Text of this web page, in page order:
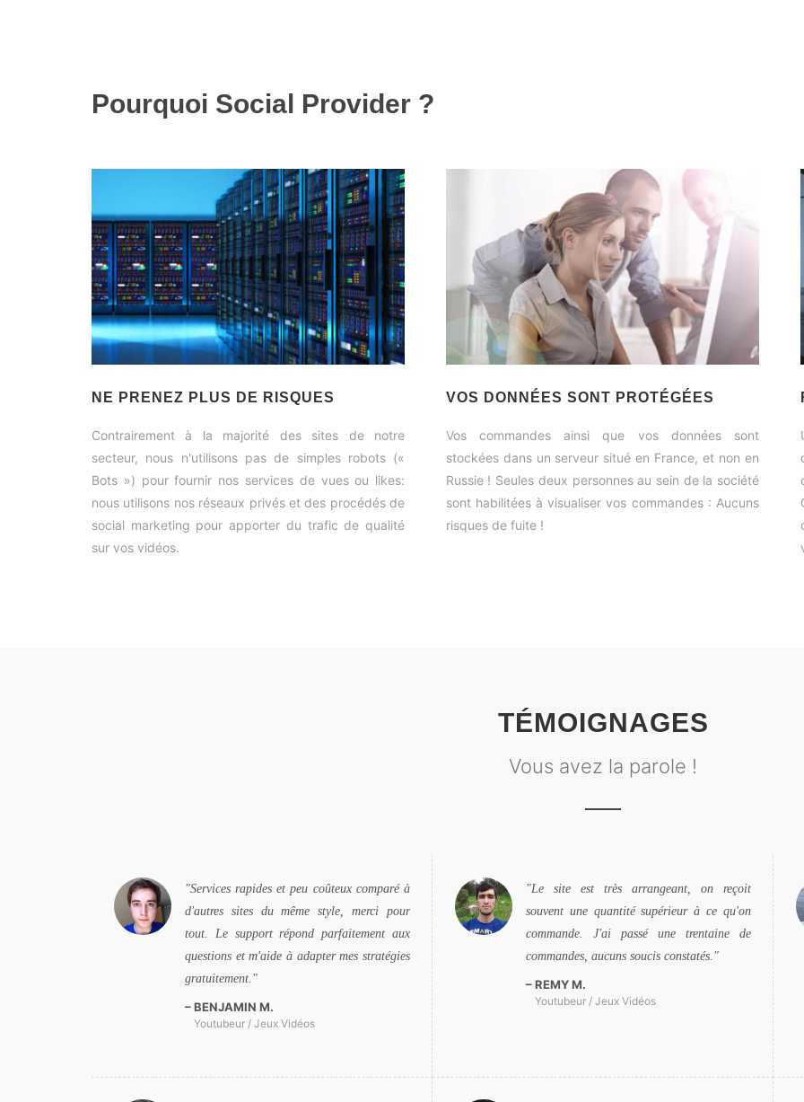
Pourquoi Social Provider ?
NE PRENEZ PLUS DE RISQUES
Contrairement à la majorité des sites de notre
secteur, nous n'utilisons pas de simples robots («
Bots ») pour fournir nos services de vues ou likes:
nous utilisons nos réseaux privés et des procédés de
social marketing pour apporter du trafic de qualité
sur vos vidéos.
VOS DONNÉES SONT PROTÉGÉES
Vos commandes ainsi que vos données sont
stockées dans un serveur situé en France, et non en
Russie ! Seules deux personnes au sein de la société
sont habilitées à visualiser vos commandes : Aucuns
risques de fuite !
TÉMOIGNAGES
Vous avez la parole !
Services rapides et peu coûteux comparé à
d'autres sites du même style, merci pour
tout. Le support répond parfaitement aux
questions et m'aide à adapter mes stratégies
gratuitement.
BENJAMIN M.
Youtubeur / Jeux Vidéos
Le site est très arrangeant, on reçoit
souvent une quantité supérieur à ce qu'on
commande. J'ai passé une trentaine de
commandes, aucuns soucis constatés.
REMY M.
Youtubeur / Jeux Vidéos